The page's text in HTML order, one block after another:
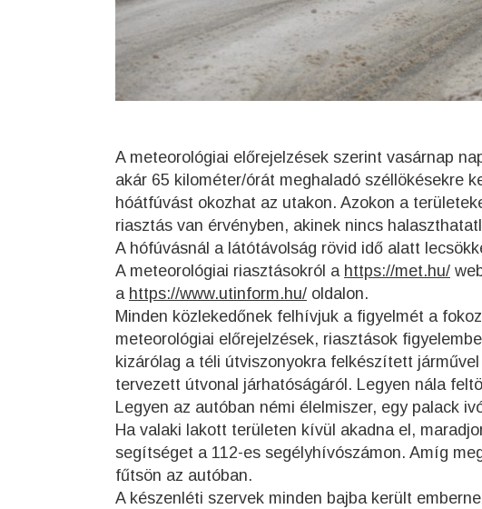
A meteorológiai előrejelzések szerint vasárnap
akár 65 kilométer/órát meghaladó széllökésekre
hóátfúvást okozhat az utakon. Azokon a
riasztás van érvényben, akinek nincs
A hófúvásnál a látótávolság rövid idő alatt
A meteorológiai riasztásokról a https://met.hu/
a https://www.utinform.hu/ oldalon.
Minden közlekedőnek felhívjuk a figyelmét a
meteorológiai előrejelzések, riasztások
kizárólag a téli útviszonyokra felkészített
tervezett útvonal járhatóságáról. Legyen nála
Legyen az autóban némi élelmiszer, egy palack
Ha valaki lakott területen kívül akadna el,
segítséget a 112-es segélyhívószámon. Amíg
fűtsön az autóban.
A készenléti szervek minden bajba került